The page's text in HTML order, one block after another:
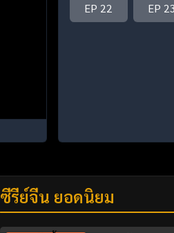
EP 22 EP 23
ซีรี่ย์จีน ยอดนิยม